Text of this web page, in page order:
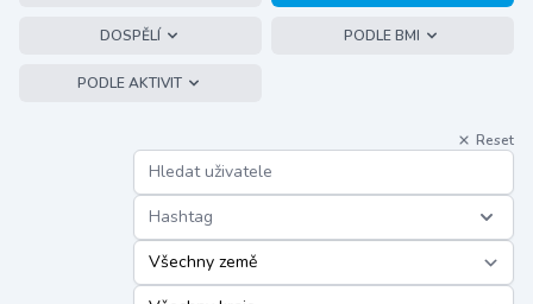
DOSPĚLÍ PODLE BMI
PODLE AKTIVIT
Reset
Hashtag